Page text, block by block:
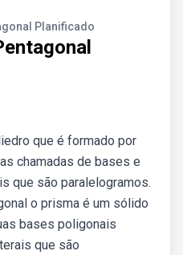
Planificado
que é formado por
chamadas de bases e
que são paralelogramos.
o prisma é um sólido
bases poligonais
que são